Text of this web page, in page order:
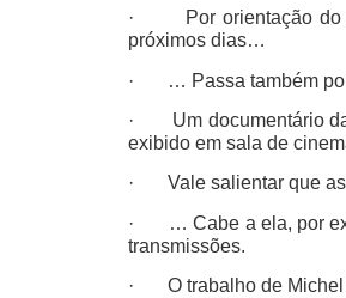
· Por orientação do
próximos dias…
· … Passa também por
· Um documentário da
exibido em sala de
· Vale salientar que as
· … Cabe a ela, por
transmissões.
· O trabalho de Michel